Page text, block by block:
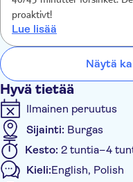
väliin, joista vanhimmat
Kierroksen jälkeen sinulla
kaupunkiin omatoimisesti.
Winery -viinitilalla, jossa
viinejä
"Roséeviini on
pamid-rypälelajikkeesta,
syntyy viini, joka on
proaktivt!
Lue lisää
Näytä
Hyvä tietää
Ilmainen peruutus
Sijainti: Burgas
Kesto: 2 tuntia–4
Kieli:English, Polish